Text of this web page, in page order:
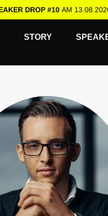
DROP #10 AM
STORY